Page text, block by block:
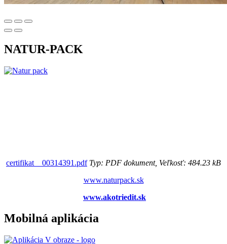
NATUR-PACK
certifikat__00314391.pdfTyp: PDF dokument, Veľkosť: 484.23 kB
www.naturpack.sk
www.akotriedit.sk
Mobilná aplikácia